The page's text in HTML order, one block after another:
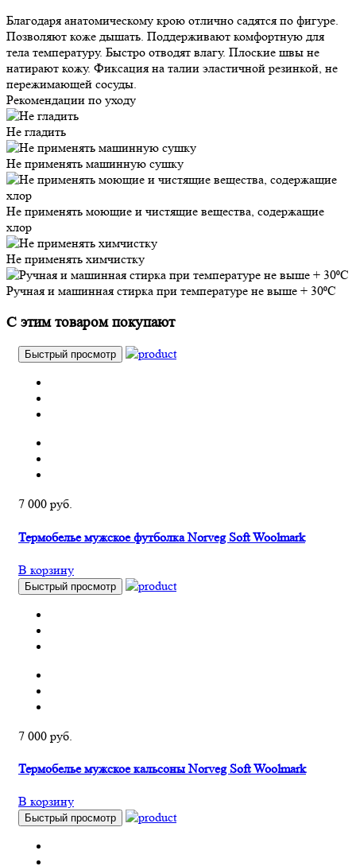
Благодаря анатомическому крою отлично садятся по фигуре.
Позволяют коже дышать. Поддерживают комфортную для
тела температуру. Быстро отводят влагу. Плоские швы не
натирают кожу. Фиксация на талии эластичной резинкой, не
пережимающей сосуды.
Рекомендации по уходу
Не гладить
Не применять машинную сушку
Не применять моющие и чистящие вещества, содержащие
хлор
Не применять химчистку
Ручная и машинная стирка при температуре не выше + 30⁰С
С этим товаром покупают
Быстрый просмотр
7 000 руб.
Термобелье мужское футболка Norveg Soft Woolmark
В корзину
Быстрый просмотр
7 000 руб.
Термобелье мужское кальсоны Norveg Soft Woolmark
В корзину
Быстрый просмотр